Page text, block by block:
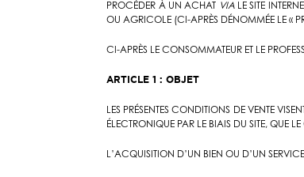
PROCÉDER À UN ACHAT VIALE SITE
OU AGRICOLE (CI-APRÈS DÉNOMMÉE LE «
CI-APRÈS LE CONSOMMATEUR ET LE
ARTICLE 1 : OBJET
LES PRÉSENTES CONDITIONS DE VENTE
ÉLECTRONIQUE PAR LE BIAIS DU SITE, QUE
L’ACQUISITION D’UN BIEN OU D’UN